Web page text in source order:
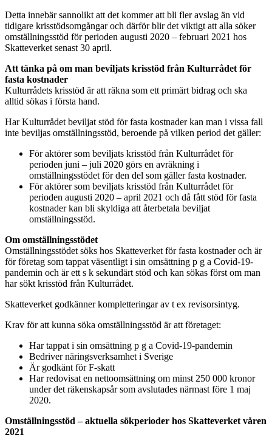
Detta innebär sannolikt att det kommer att bli fler avslag än vid
tidigare krisstödsomgångar och därför blir det viktigt att alla söker
omställningsstöd för perioden augusti 2020 – februari 2021 hos
Skatteverket senast 30 april.
Att tänka på om man beviljats krisstöd från Kulturrådet för
fasta kostnader
Kulturrådets krisstöd är att räkna som ett primärt bidrag och ska
alltid sökas i första hand.
Har Kulturrådet beviljat stöd för fasta kostnader kan man i vissa fall
inte beviljas omställningsstöd, beroende på vilken period det gäller:
För aktörer som beviljats krisstöd från Kulturrådet för
perioden juni – juli 2020 görs en avräkning i
omställningsstödet för den del som gäller fasta kostnader.
För aktörer som beviljats krisstöd från Kulturrådet för
perioden augusti 2020 – april 2021 och då fått stöd för fasta
kostnader kan bli skyldiga att återbetala beviljat
omställningsstöd.
Om omställningsstödet
Omställningsstödet söks hos Skatteverket för fasta kostnader och är
för företag som tappat väsentligt i sin omsättning p g a Covid-19-
pandemin och är ett s k sekundärt stöd och kan sökas först om man
har sökt krisstöd från Kulturrådet.
Skatteverket godkänner kompletteringar av t ex revisorsintyg.
Krav för att kunna söka omställningsstöd är att företaget:
Har tappat i sin omsättning p g a Covid-19-pandemin
Bedriver näringsverksamhet i Sverige
Är godkänt för F-skatt
Har redovisat en nettoomsättning om minst 250 000 kronor
under det räkenskapsår som avslutades närmast före 1 maj
2020.
Omställningsstöd – aktuella sökperioder hos Skatteverket våren
2021